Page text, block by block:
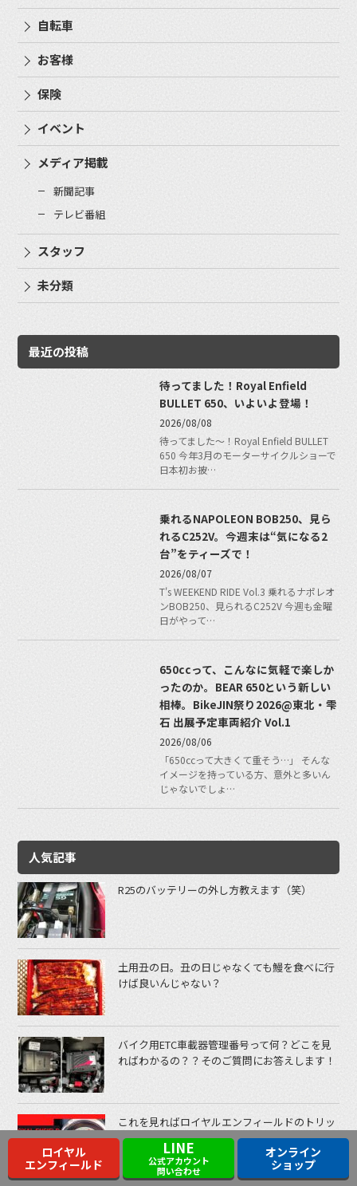
自転車
お客様
保険
イベント
メディア掲載
新聞記事
テレビ番組
スタッフ
未分類
最近の投稿
待ってました！Royal Enfield
BULLET 650、いよいよ登場！
2026/08/08
待ってました〜！Royal Enfield BULLET
650 今年3月のモーターサイクルショーで
日本初お披…
乗れるNAPOLEON BOB250、見ら
れるC252V。今週末は“気になる2
台”をティーズで！
2026/08/07
T's WEEKEND RIDE Vol.3 乗れるナポレオ
ンBOB250、見られるC252V 今週も金曜
日がやって…
650ccって、こんなに気軽で楽しか
ったのか。BEAR 650という新しい
相棒。BikeJIN祭り2026@東北・雫
石 出展予定車両紹介 Vol.1
2026/08/06
「650ccって大きくて重そう…」 そんな
イメージを持っている方、意外と多いん
じゃないでしょ…
人気記事
R25のバッテリーの外し方教えます（笑）
土用丑の日。丑の日じゃなくても鰻を食べに行
けば良いんじゃない？
バイク用ETC車載器管理番号って何？どこを見
ればわかるの？？そのご質問にお答えします！
これを見ればロイヤルエンフィールドのトリッ
パーナビゲーションの使い方がわかる！
ロイヤル
エンフィールド
LINE
公式アカウント
問い合わせ
オンライン
ショップ